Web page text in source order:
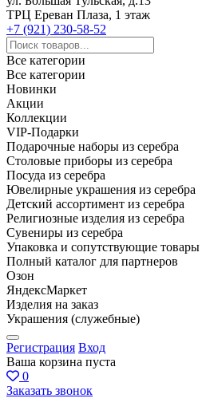
ТРЦ Ереван Плаза, 1 этаж
+7 (921) 230-58-52
Все категории
Все категории
Новинки
Акции
Коллекции
VIP-Подарки
Подарочные наборы из серебра
Столовые приборы из серебра
Посуда из серебра
Ювелирные украшения из серебра
Детский ассортимент из серебра
Религиозные изделия из серебра
Сувениры из серебра
Упаковка и сопутствующие товары
Полный каталог для партнеров
Озон
ЯндексМаркет
Изделия на заказ
Украшения (служебные)
Регистрация Вход
Ваша корзина пуста
0
Заказать звонок